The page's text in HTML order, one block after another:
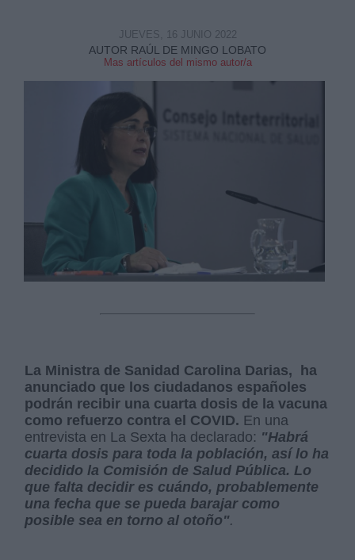
AUTOR RAÚL DE MINGO LOBATO
Mas artículos del mismo autor/a
JUEVES, 16 JUNIO 2022
La Ministra de Sanidad Carolina Darias, ha
anunciado que los ciudadanos españoles
podrán recibir una cuarta dosis de la vacuna
como refuerzo contra el COVID. En una
entrevista en La Sexta ha declarado: "Habrá
cuarta dosis para toda la población, así lo ha
decidido la Comisión de Salud Pública. Lo
que falta decidir es cuándo, probablemente
una fecha que se pueda barajar como
posible sea en torno al otoño".
link
Información adicional